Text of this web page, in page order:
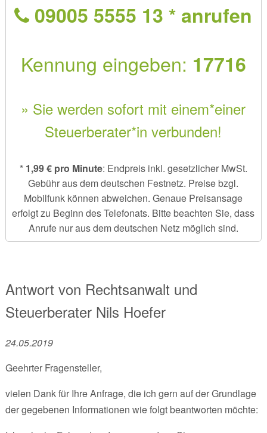
09005 5555 13 * anrufen
Kennung eingeben: 17716
» Sie werden sofort mit einem*einer
Steuerberater*in verbunden!
* 1,99 € pro Minute: Endpreis inkl. gesetzlicher MwSt.
Gebühr aus dem deutschen Festnetz. Preise bzgl.
Mobilfunk können abweichen. Genaue Preisansage
erfolgt zu Beginn des Telefonats. Bitte beachten Sie, dass
Anrufe nur aus dem deutschen Netz möglich sind.
Antwort von Rechtsanwalt und
Steuerberater Nils Hoefer
24.05.2019
Geehrter Fragensteller,
vielen Dank für Ihre Anfrage, die ich gern auf der Grundlage
der gegebenen Informationen wie folgt beantworten möchte: